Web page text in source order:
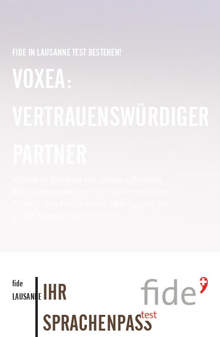
FIDE IN LAUSANNETEST BESTEHEN!
VOXEA:
fide
LAUSANNE IHR
SPRACHENPASS